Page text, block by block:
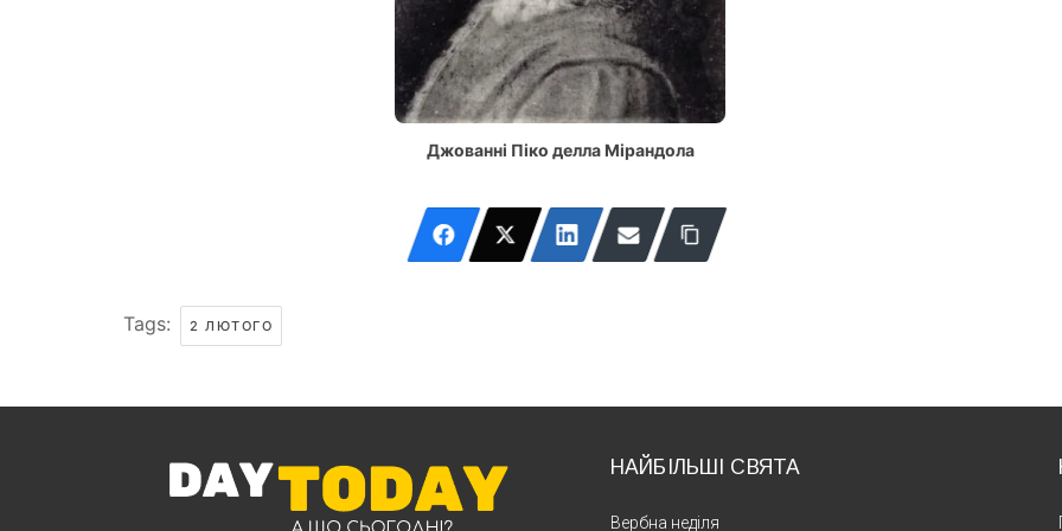
Джованні Піко делла Мірандола
Tags: 2 ЛЮТОГО
НАЙБІЛЬШІ СВЯТА
Вербна неділя